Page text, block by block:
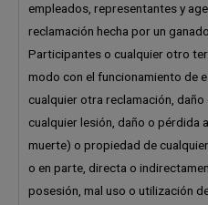
empleados, representantes y
reclamación hecha por un
Participantes o cualquier otro
modo con el funcionamiento de
cualquier otra reclamación,
cualquier lesión, daño o pérdida
muerte) o propiedad de
o en parte, directa o
posesión, mal uso o utilización